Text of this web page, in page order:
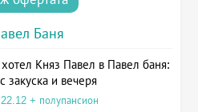
Баня
Княз Павел в Павел баня:
закуска и вечеря
+ полупансион